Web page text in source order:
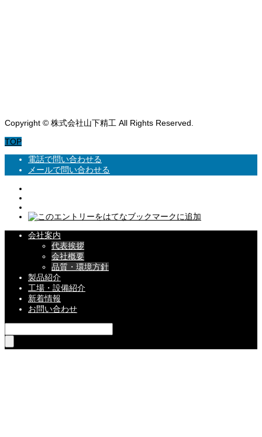
Copyright © 株式会社山下精工 All Rights Reserved.
TOP
電話で問い合わせる
メールで問い合わせる
会社案内
代表挨拶
会社概要
品質・環境方針
製品紹介
工場・設備紹介
新着情報
お問い合わせ